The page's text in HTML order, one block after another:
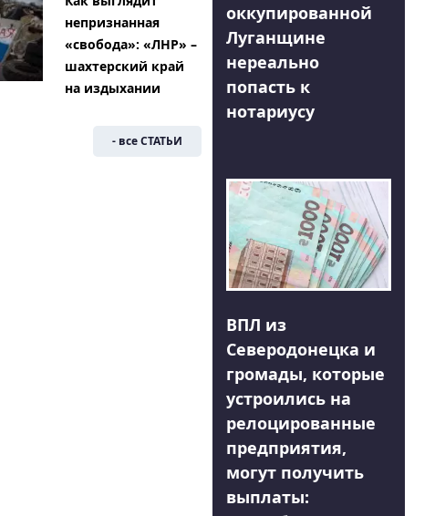
непризнанная
«свобода»: «ЛНР» –
шахтерский край
на издыхании
- все СТАТЬИ
оккупированной
Луганщине
нереально
попасть к
нотариусу
ВПЛ из
Северодонецка и
громады, которые
устроились на
релоцированные
предприятия,
могут получить
выплаты: